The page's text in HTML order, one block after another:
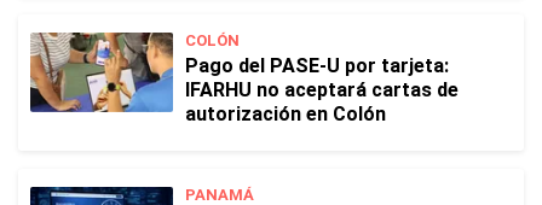
COLÓN
Pago del PASE-U por tarjeta:
IFARHU no aceptará cartas de
autorización en Colón
PANAMÁ